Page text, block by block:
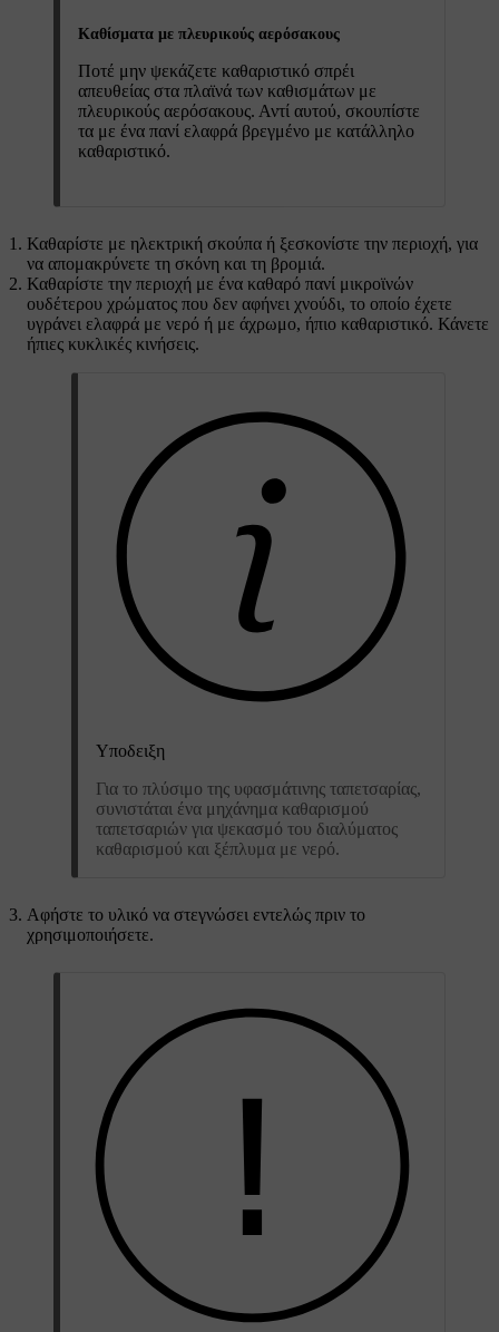
Καθίσματα με πλευρικούς αερόσακους
Ποτέ μην ψεκάζετε καθαριστικό σπρέι
απευθείας στα πλαϊνά των καθισμάτων με
πλευρικούς αερόσακους. Αντί αυτού, σκουπίστε
τα με ένα πανί ελαφρά βρεγμένο με κατάλληλο
καθαριστικό.
Καθαρίστε με ηλεκτρική σκούπα ή ξεσκονίστε την περιοχή, για
να απομακρύνετε τη σκόνη και τη βρομιά.
Καθαρίστε την περιοχή με ένα καθαρό πανί μικροϊνών
ουδέτερου χρώματος που δεν αφήνει χνούδι, το οποίο έχετε
υγράνει ελαφρά με νερό ή με άχρωμο, ήπιο καθαριστικό. Κάνετε
ήπιες κυκλικές κινήσεις.
Υποδειξη
Για το πλύσιμο της υφασμάτινης ταπετσαρίας,
συνιστάται ένα μηχάνημα καθαρισμού
ταπετσαριών για ψεκασμό του διαλύματος
καθαρισμού και ξέπλυμα με νερό.
Αφήστε το υλικό να στεγνώσει εντελώς πριν το
χρησιμοποιήσετε.